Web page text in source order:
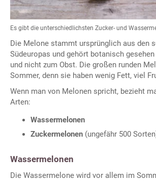
Es gibt die unterschiedlichsten Zucker- und
Die Melone stammt ursprünglich aus den
Südeuropas und gehört botanisch
und nicht zum Obst. Die großen runden
Sommer, denn sie haben wenig Fett, viel
Wenn man von Melonen spricht, bezieht
Arten:
Wassermelonen
Zuckermelonen (ungefähr 500
Wassermelonen
Die Wassermelone wird vor allem im